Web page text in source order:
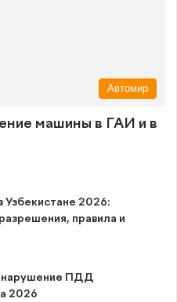
Автомир
машины в ГАИ и в
Узбекистане 2026:
правила и
нарушение ПДД
2026